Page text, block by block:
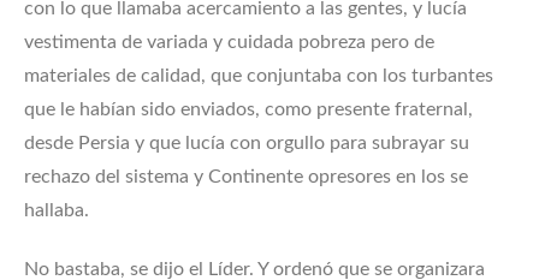
con lo que llamaba acercamiento a las gentes, y lucía
vestimenta de variada y cuidada pobreza pero de
materiales de calidad, que conjuntaba con los turbantes
que le habían sido enviados, como presente fraternal,
desde Persia y que lucía con orgullo para subrayar su
rechazo del sistema y Continente opresores en los se
hallaba.
No bastaba, se dijo el Líder. Y ordenó que se organizara